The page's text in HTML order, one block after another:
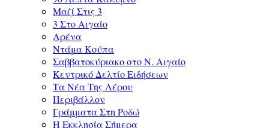
Μαζί Στις 3
3 Στο Αιγαίο
Αρένα
Ντάμα Κούπα
Σαββατοκύριακο στο Ν. Αιγαίο
Κεντρικό Δελτίο Ειδήσεων
Τα Νέα Της Λέρου
Περιβάλλον
Γράμματα Στη Ροδώ
Η Εκκλησία Σήμερα